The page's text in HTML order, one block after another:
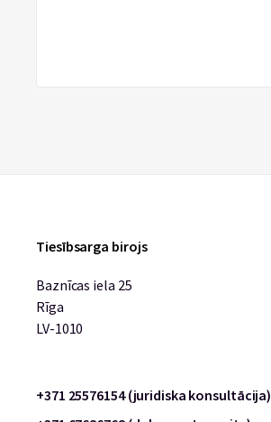
Tiesībsarga birojs
Baznīcas iela 25
Rīga
LV-1010
+371 25576154 (juridiska konsultācija)